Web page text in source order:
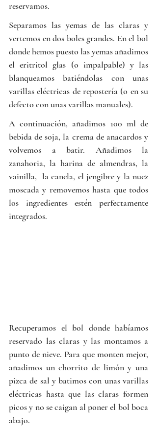
reservamos.
Separamos las yemas de las claras y
vertemos en dos boles grandes. En el bol
donde hemos puesto las yemas añadimos
el eritritol glas (o impalpable) y las
blanqueamos batiéndolas con unas
varillas eléctricas de repostería (o en su
defecto con unas varillas manuales).
A continuación, añadimos 100 ml de
bebida de soja, la crema de anacardos y
volvemos a batir. Añadimos la
zanahoria, la harina de almendras, la
vainilla,  la canela, el jengibre y la nuez
moscada y removemos hasta que todos
los ingredientes estén perfectamente
integrados.
Recuperamos el bol donde habíamos
reservado las claras y las montamos a
punto de nieve. Para que monten mejor,
añadimos un chorrito de limón y una
pizca de sal y batimos con unas varillas
eléctricas hasta que las claras formen
picos y no se caigan al poner el bol boca
abajo.